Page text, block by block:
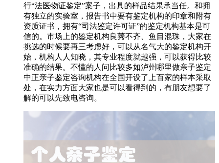
行“法医物证鉴定”案子，出具的样品结果承当任。和拥
有独立的实验室，报告书中要有鉴定机构的印章和附有
资质证书，拥有“司法鉴定许可证”的鉴定机构基本是可
信的。市场上的鉴定机构良莠不齐、鱼目混珠，大家在
挑选的时候要再三考虑好，可以从名气大的鉴定机构开
始，机构人人知晓，其专业程度就越强，可以获得比较
准确的结果。不懂的人问比较多如泸州哪里做亲子鉴定
中正亲子鉴定咨询机构在全国开设了上百家的样本采取
处，在实力方面大家也是可以看得到的，有朋友想要了
解的可以先致电咨询。